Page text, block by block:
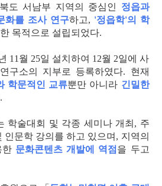
도 서남부 지역의 중심인 정읍과
화를 조사 연구하고, '정읍학'의 학
목적으로 설립되었다.
11월 25일 설치하여 12월 2일에 사
구소의 지부로 등록하였다. 현재
학문적인 교류뿐만 아니라 긴밀한
학술대회 및 각종 세미나 개최, 주
인문학 강의를 하고 있으며, 지역의
한 문화콘텐츠 개발에 역점 을 두고